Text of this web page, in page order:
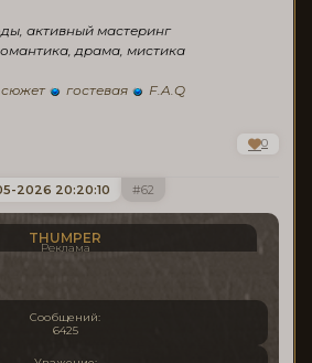
активный мастеринг
драма, мистика
сюжет гостевая F.A.Q
0
62
2026 20:20:10
THUMPER
Реклама
Сообщений:
6425